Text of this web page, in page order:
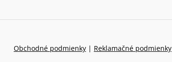
Obchodné podmienky | Reklamačné podmienky